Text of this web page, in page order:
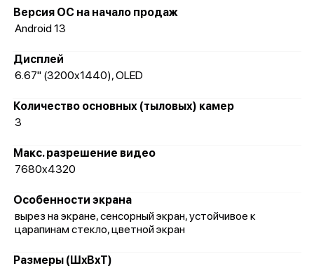
Версия ОС на начало продаж
Android 13
Дисплей
6.67" (3200x1440), OLED
Количество основных (тыловых) камер
3
Макс. разрешение видео
7680x4320
Особенности экрана
вырез на экране, сенсорный экран, устойчивое к
царапинам стекло, цветной экран
Размеры (ШxВxТ)